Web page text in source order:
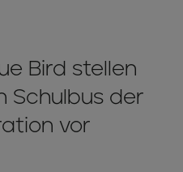
Bird stellen
Schulbus der
vor